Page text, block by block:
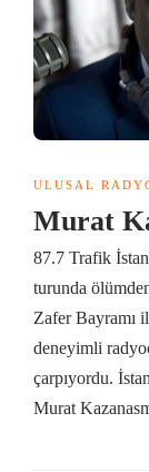
ULUSAL
Murat
87.7 Trafik
turunda
Zafer Bayramı
deneyimli
çarpıyordu.
Murat